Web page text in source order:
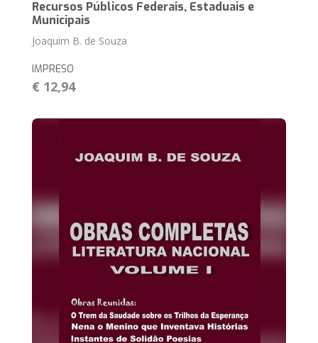
Recursos Públicos Federais, Estaduais e
Municipais
Joaquim B. de Souza
IMPRESO
€ 12,94